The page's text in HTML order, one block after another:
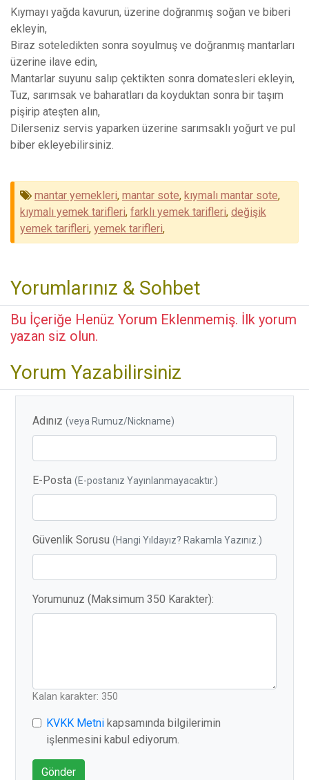
Kıymayı yağda kavurun, üzerine doğranmış soğan ve biberi
ekleyin,
Biraz soteledikten sonra soyulmuş ve doğranmış mantarları
üzerine ilave edin,
Mantarlar suyunu salıp çektikten sonra domatesleri ekleyin,
Tuz, sarımsak ve baharatları da koyduktan sonra bir taşım
pişirip ateşten alın,
Dilerseniz servis yaparken üzerine sarımsaklı yoğurt ve pul
biber ekleyebilirsiniz.
mantar yemekleri, mantar sote, kıymalı mantar sote,
kıymalı yemek tarifleri, farklı yemek tarifleri, değişik
yemek tarifleri, yemek tarifleri,
Yorumlarınız & Sohbet
Bu İçeriğe Henüz Yorum Eklenmemiş. İlk yorum
yazan siz olun.
Yorum Yazabilirsiniz
Adınız(veya Rumuz/Nickname)
E-Posta(E-postanız Yayınlanmayacaktır.)
Güvenlik Sorusu(Hangi Yıldayız? Rakamla Yazınız.)
Yorumunuz (Maksimum 350 Karakter):
Kalan karakter: 350
KVKK Metni kapsamında bilgilerimin
işlenmesini kabul ediyorum.
Gönder